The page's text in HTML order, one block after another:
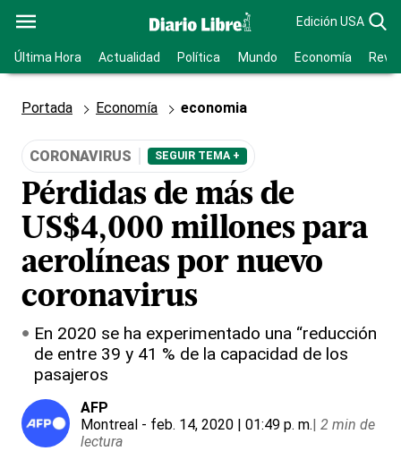
Edición USA
Última Hora Actualidad Política Mundo Economía
Portada Economía economia
CORONAVIRUS SEGUIR TEMA +
Pérdidas de más de
US$4,000 millones para
aerolíneas por nuevo
coronavirus
En 2020 se ha experimentado una “reducción
de entre 39 y 41 % de la capacidad de los
pasajeros
AFP
Montreal - feb. 14, 2020 | 01:49 p. m.| 2 min de
lectura